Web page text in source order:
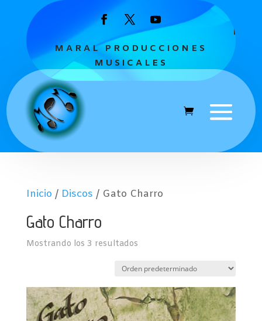
MARAL PRODUCCIONES
MUSICALES
Inicio / Discos / Gato Charro
Gato Charro
Mostrando los 3 resultados